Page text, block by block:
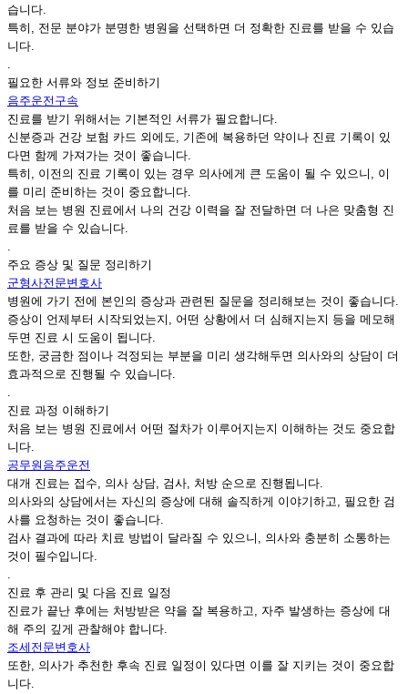
습니다.
특히, 전문 분야가 분명한 병원을 선택하면 더 정확한 진료를 받을 수 있습
니다.
.
필요한 서류와 정보 준비하기
음주운전구속
진료를 받기 위해서는 기본적인 서류가 필요합니다.
신분증과 건강 보험 카드 외에도, 기존에 복용하던 약이나 진료 기록이 있
다면 함께 가져가는 것이 좋습니다.
특히, 이전의 진료 기록이 있는 경우 의사에게 큰 도움이 될 수 있으니, 이
를 미리 준비하는 것이 중요합니다.
처음 보는 병원 진료에서 나의 건강 이력을 잘 전달하면 더 나은 맞춤형 진
료를 받을 수 있습니다.
.
주요 증상 및 질문 정리하기
군형사전문변호사
병원에 가기 전에 본인의 증상과 관련된 질문을 정리해보는 것이 좋습니다.
증상이 언제부터 시작되었는지, 어떤 상황에서 더 심해지는지 등을 메모해
두면 진료 시 도움이 됩니다.
또한, 궁금한 점이나 걱정되는 부분을 미리 생각해두면 의사와의 상담이 더
효과적으로 진행될 수 있습니다.
.
진료 과정 이해하기
처음 보는 병원 진료에서 어떤 절차가 이루어지는지 이해하는 것도 중요합
니다.
공무원음주운전
대개 진료는 접수, 의사 상담, 검사, 처방 순으로 진행됩니다.
의사와의 상담에서는 자신의 증상에 대해 솔직하게 이야기하고, 필요한 검
사를 요청하는 것이 좋습니다.
검사 결과에 따라 치료 방법이 달라질 수 있으니, 의사와 충분히 소통하는
것이 필수입니다.
.
진료 후 관리 및 다음 진료 일정
진료가 끝난 후에는 처방받은 약을 잘 복용하고, 자주 발생하는 증상에 대
해 주의 깊게 관찰해야 합니다.
조세전문변호사
또한, 의사가 추천한 후속 진료 일정이 있다면 이를 잘 지키는 것이 중요합
니다.